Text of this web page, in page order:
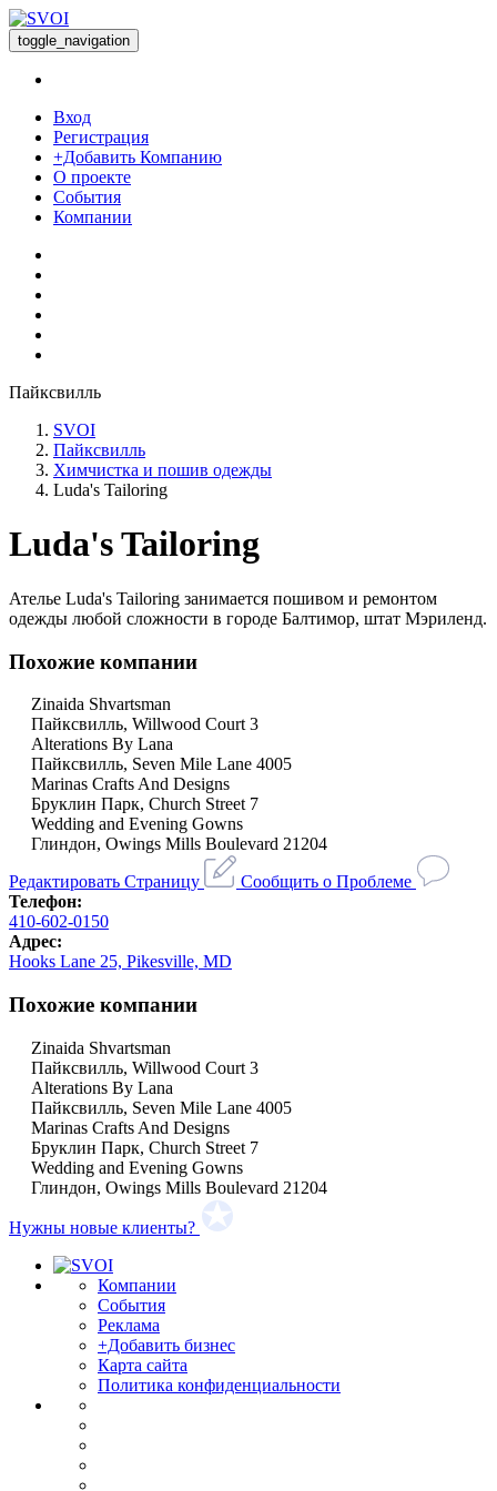
toggle_navigation
Вход
Регистрация
+Добавить Компанию
О проекте
События
Компании
Пайксвилль
SVOI
Пайксвилль
Химчистка и пошив одежды
Luda's Tailoring
Luda's Tailoring
Ателье Luda's Tailoring занимается пошивом и ремонтом
одежды любой сложности в городе Балтимор, штат Мэриленд.
Похожие компании
Zinaida Shvartsman
Пайксвилль, Willwood Court 3
Alterations By Lana
Пайксвилль, Seven Mile Lane 4005
Marinas Crafts And Designs
Бруклин Парк, Church Street 7
Wedding and Evening Gowns
Глиндон, Owings Mills Boulevard 21204
Редактировать Страницу
Сообщить о Проблеме
Телефон:
410-602-0150
Адрес:
Hooks Lane 25, Pikesville, MD
Похожие компании
Zinaida Shvartsman
Пайксвилль, Willwood Court 3
Alterations By Lana
Пайксвилль, Seven Mile Lane 4005
Marinas Crafts And Designs
Бруклин Парк, Church Street 7
Wedding and Evening Gowns
Глиндон, Owings Mills Boulevard 21204
Нужны новые клиенты?
Компании
События
Реклама
+Добавить бизнес
Карта сайта
Политика конфиденциальности